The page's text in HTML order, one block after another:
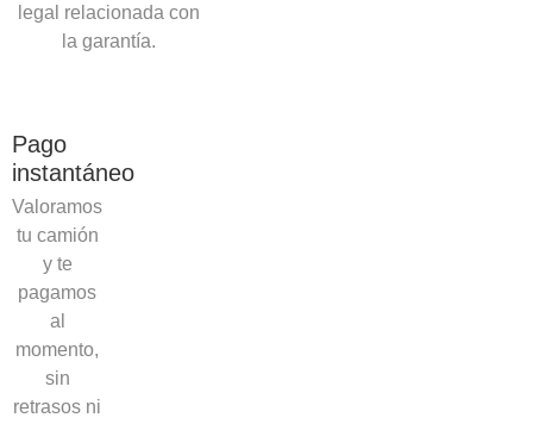
legal relacionada con
la garantía.
Pago
instantáneo
Valoramos
tu camión
y te
pagamos
al
momento,
sin
retrasos ni